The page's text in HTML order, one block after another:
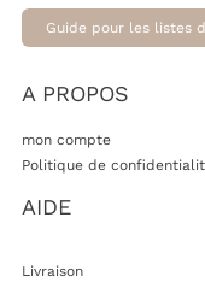
Guide pour les listes
A PROPOS
mon compte
Politique de
AIDE
Livraison